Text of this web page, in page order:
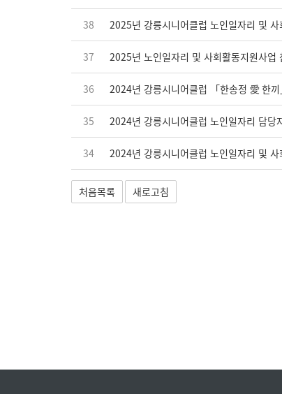
38 2025년 강릉시니어클럽 노인일자리 및
37 2025년 노인일자리 및 사회활동지원사업
36 2024년 강릉시니어클럽 「한송정 愛 한
35 2024년 강릉시니어클럽 노인일자리 담당
34 2024년 강릉시니어클럽 노인일자리 및
처음목록
새로고침